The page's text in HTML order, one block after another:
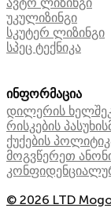
უკულიზინგი
სკუტერ ლიზინგი
სპეც ტექნიკა
ინფორმაცია
დილერის
რისკების
ქუქების
მოგვწერეთ
© 2026 LTD